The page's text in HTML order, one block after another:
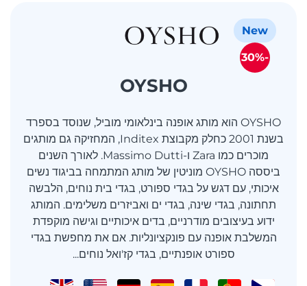
OYSHO
OYSHO הוא מותג אופנה בינלאומי מוביל, שנוסד בספרד
בשנת 2001 כחלק מקבוצת Inditex, המחזיקה גם מותגים
מוכרים כמו Zara ו-Massimo Dutti. לאורך השנים
ביססה OYSHO מוניטין של מותג המתמחה בביגוד נשים
איכותי, עם דגש על בגדי ספורט, בגדי בית נוחים, הלבשה
תחתונה, בגדי שינה, בגדי ים ואביזרים משלימים. המותג
ידוע בעיצובים מודרניים, בדים איכותיים וגישה מוקפדת
המשלבת אופנה עם פונקציונליות. אם את מחפשת בגדי
ספורט אופנתיים, בגדי קז'ואל נוחים...
New
-30%